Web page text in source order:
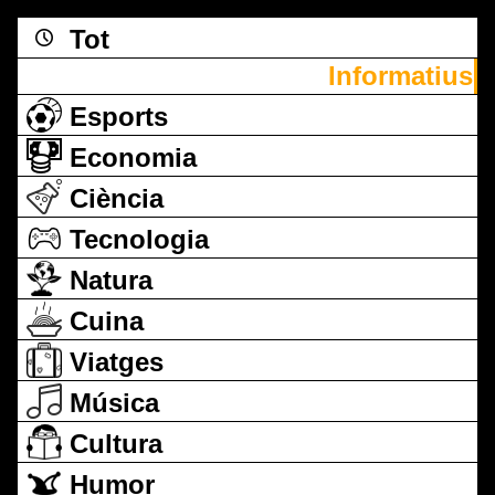
Tot
Informatius
Esports
Economia
Ciència
Tecnologia
Natura
Cuina
Viatges
Música
Cultura
Humor